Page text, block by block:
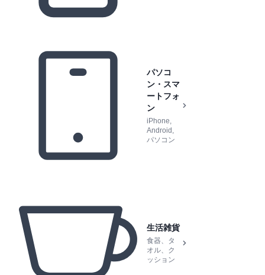
パソコ
ン・スマ
ートフォ
ン
iPhone,
Android,
パソコン
生活雑貨
食器、タ
オル、ク
ッション